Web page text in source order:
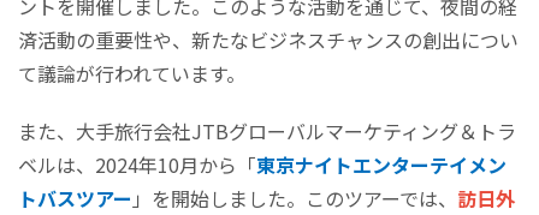
済活動の重要性や、新たなビジネスチャンスの創出につい
て議論が行われています。
また、大手旅行会社JTBグローバルマーケティング＆トラ
ベルは、2024年10月から「東京ナイトエンターテイメン
トバスツアー 」を開始しました。このツアーでは、 訪日外